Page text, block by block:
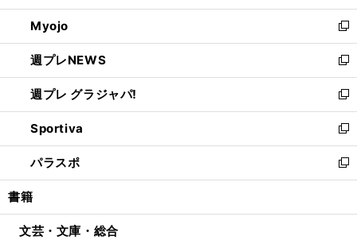
開
く
ウ
で
開
く
ン
ド
ウ
で
開
く
ウ
ィ
ン
ド
ウ
で
開
く
Myojo
新
し
い
ウ
ィ
ン
ド
ウ
で
開
週プレNEWS
新
し
い
ウ
ィ
ン
ド
ウ
開
週プレ グラジャパ!
新
し
い
ウ
ィ
ン
ウ
Sportiva
新
し
い
ウ
ン
パラスポ
新
し
ウ
書籍
文芸・文庫・総合